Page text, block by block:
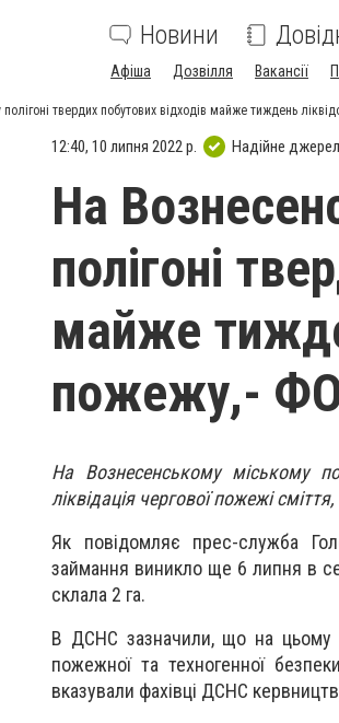
Новини
Афіша Дозвілля Вакансії
твердих побутових відходів майже тиждень
12:40, 10 липня 2022 р. Надійне
На
полігоні
майже
пожежу,-
На Вознесенському міському
ліквідація чергової пожежі
Як повідомляє прес-служба
займання виникло ще 6 липня в
склала 2 га.
В ДСНС зазначили, що на цьому
пожежної та техногенної
вказували фахівці ДСНС